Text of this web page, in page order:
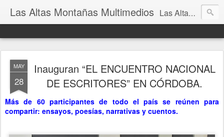
Las Altas Montañas Multimedios Las Altas Montañas Multimedios
MAY
28
Inauguran “EL ENCUENTRO NACIONAL
DE ESCRITORES” EN CÓRDOBA.
Más de 60 participantes de todo el país se reúnen para
compartir: ensayos, poesías, narrativas y cuentos.